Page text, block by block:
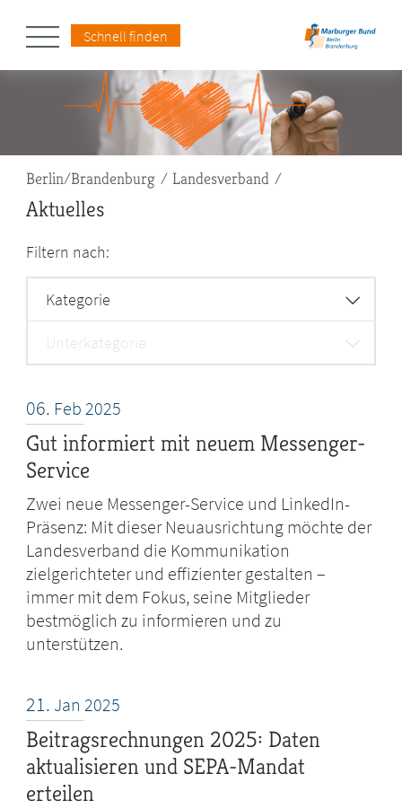
Schnell finden
Pfadnavigation
Berlin/Brandenburg Landesverband
Aktuelles
Filtern nach:
Kategorie
Unterkategorie
06. Feb 2025
Gut informiert mit neuem Messenger-
Service
Zwei neue Messenger-Service und LinkedIn-
Präsenz: Mit dieser Neuausrichtung möchte der
Landesverband die Kommunikation
zielgerichteter und effizienter gestalten –
immer mit dem Fokus, seine Mitglieder
bestmöglich zu informieren und zu
unterstützen.
21. Jan 2025
Beitragsrechnungen 2025: Daten
aktualisieren und SEPA-Mandat
erteilen